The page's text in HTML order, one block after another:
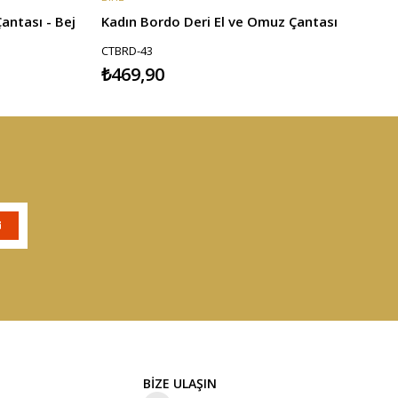
- Bej Kadın Bordo Deri El ve Omuz Çantası
CTBRD-43
₺469,90
BİZE ULAŞIN